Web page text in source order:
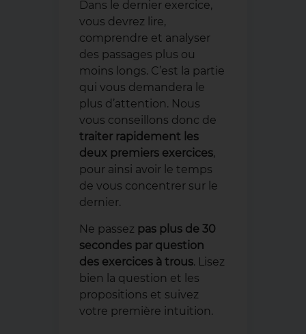
Dans le dernier exercice,
vous devrez lire,
comprendre et analyser
des passages plus ou
moins longs. C’est la partie
qui vous demandera le
plus d’attention. Nous
vous conseillons donc de
traiter rapidement les
deux premiers exercices,
pour ainsi avoir le temps
de vous concentrer sur le
dernier.
Ne passez pas plus de 30
secondes par question
des exercices à trous. Lisez
bien la question et les
propositions et suivez
votre première intuition.